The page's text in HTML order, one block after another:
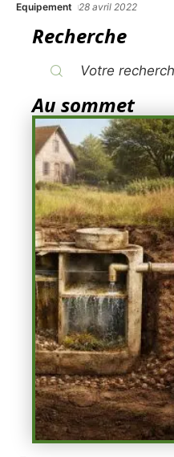
Equipement 28 avril 2022
Recherche
Au sommet